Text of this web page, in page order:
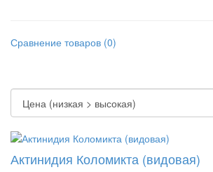
Сравнение товаров (0)
Актинидия Коломикта (видовая)